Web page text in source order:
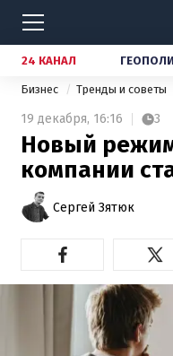
24 КАНАЛ
Бизнес Тренды и советы
19 декабря, 16:16 3
Новый режим
компании
Сергей Зятюк